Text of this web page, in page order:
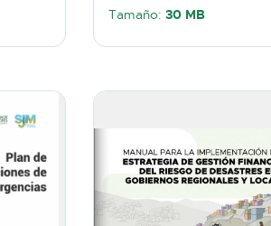
Tamaño: 30 MB